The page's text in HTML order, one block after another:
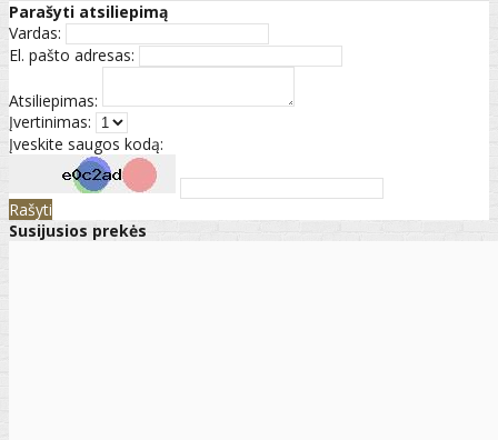
Parašyti atsiliepimą
Vardas:
El. pašto adresas:
Atsiliepimas:
Įvertinimas:
Įveskite saugos kodą:
Rašyti
Susijusios prekės